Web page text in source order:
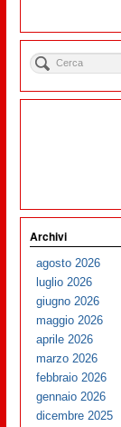
Archivi
agosto 2026
luglio 2026
giugno 2026
maggio 2026
aprile 2026
marzo 2026
febbraio 2026
gennaio 2026
dicembre 2025